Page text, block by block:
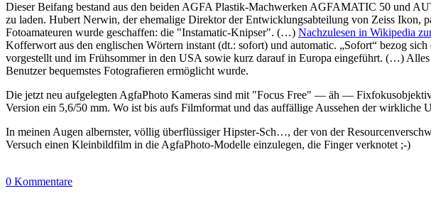
Dieser Beifang bestand aus den beiden AGFA Plastik-Machwerken AGFAMATIC 50 und
zu laden. Hubert Nerwin, der ehemalige Direktor der Entwicklungsabteilung von Zeiss Ikon,
Fotoamateuren wurde geschaffen: die "Instamatic-Knipser". (…) Nachzulesen in Wikipedia
Kofferwort aus den englischen Wörtern instant (dt.: sofort) und automatic. „Sofort“ bezog
vorgestellt und im Frühsommer in den USA sowie kurz darauf in Europa eingeführt. (…)
Benutzer bequemstes Fotografieren ermöglicht wurde.
Die jetzt neu aufgelegten AgfaPhoto Kameras sind mit "Focus Free" — äh —
Version ein 5,6/50 mm. Wo ist bis aufs Filmformat und das auffällige Aussehen der
In meinen Augen albernster, völlig überflüssiger Hipster-Sch…, der von der
Versuch einen Kleinbildfilm in die AgfaPhoto-Modelle einzulegen, die Finger verknotet ;-)
0 Kommentare